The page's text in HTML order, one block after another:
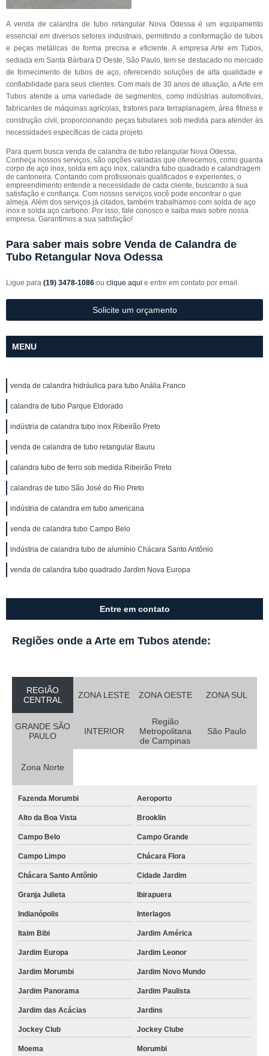
A venda de calandra de tubo retangular Nova Odessa é um equipamento
essencial em diversos setores industriais, permitindo a conformação de tubos
e peças metálicas de forma precisa e eficiente. A empresa Arte em Tubos,
sediada em Santa Bárbara D’Oeste, São Paulo, tem se destacado no mercado
de fornecimento de tubos de aço, oferecendo soluções de alta qualidade e
confiabilidade para seus clientes. Com mais de 30 anos de atuação, a Arte em
Tubos atende a uma variedade de segmentos, como indústrias automotivas,
fabricantes de máquinas agrícolas, tratores para terraplanagem, área fitness e
construção civil, proporcionando peças tubulares sob medida para atender às
necessidades específicas de cada projeto.
Para quem busca venda de calandra de tubo retangular Nova Odessa,
Conheça nossos serviços, são opções variadas que oferecemos, como guarda
corpo de aço inox, solda em aço inox, calandra tubo quadrado e calandragem
de cantoneira. Contando com profissionais qualificados e experientes, o
empreendimento entende a necessidade de cada cliente, buscando a sua
satisfação e confiança. Com nossos serviços você pode encontrar o que
almeja. Além dos serviços já citados, também trabalhamos com solda de aço
inox e solda aço carbono. Por isso, fale conosco e saiba mais sobre nossa
empresa. Garantimos a sua satisfação!
Para saber mais sobre Venda de Calandra de
Tubo Retangular Nova Odessa
Ligue para (19) 3478-1086 ou clique aqui e entre em contato por email.
Solicite um orçamento
MENU
venda de calandra hidráulica para tubo Anália Franco
calandra de tubo Parque Eldorado
indústria de calandra tubo inox Ribeirão Preto
venda de calandra de tubo retangular Bauru
calandra tubo de ferro sob medida Ribeirão Preto
calandras de tubo São José do Rio Preto
indústria de calandra em tubo americana
venda de calandra tubo Campo Belo
indústria de calandra tubo de alumínio Chácara Santo Antônio
venda de calandra tubo quadrado Jardim Nova Europa
Entre em contato
Regiões onde a Arte em Tubos atende:
REGIÃO
CENTRAL
ZONA LESTE ZONA OESTE ZONA SUL
GRANDE SÃO
PAULO
INTERIOR
Região
Metropolitana
de Campinas
São Paulo
Zona Norte
Fazenda Morumbi Aeroporto
Alto da Boa Vista Brooklin
Campo Belo Campo Grande
Campo Limpo Chácara Flora
Chácara Santo Antônio Cidade Jardim
Granja Julieta Ibirapuera
Indianópolis Interlagos
Itaim Bibi Jardim América
Jardim Europa Jardim Leonor
Jardim Morumbi Jardim Novo Mundo
Jardim Panorama Jardim Paulista
Jardim das Acácias Jardins
Jockey Club Jockey Clube
Moema Morumbi